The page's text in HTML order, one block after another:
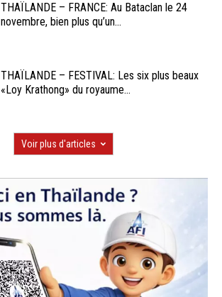
THAÏLANDE – FRANCE: Au Bataclan le 24
novembre, bien plus qu’un...
THAÏLANDE – FESTIVAL: Les six plus beaux
«Loy Krathong» du royaume...
Voir plus d'articles